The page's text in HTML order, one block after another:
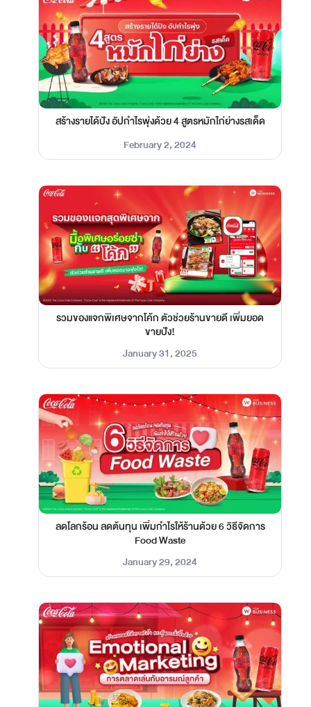
สร้างรายได้ปัง อัปกำไรพุ่งด้วย 4 สูตรหมักไก่ย่างรสเด็ด
February 2, 2024
รวมของแจกพิเศษจากโค้ก ตัวช่วยร้านขายดี เพิ่มยอด
ขายปัง!
January 31, 2025
ลดโลกร้อน ลดต้นทุน เพิ่มกำไรให้ร้านด้วย 6 วิธีจัดการ
Food Waste
January 29, 2024